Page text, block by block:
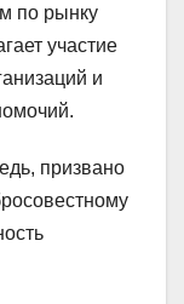
по рынку
участие
и
призвано